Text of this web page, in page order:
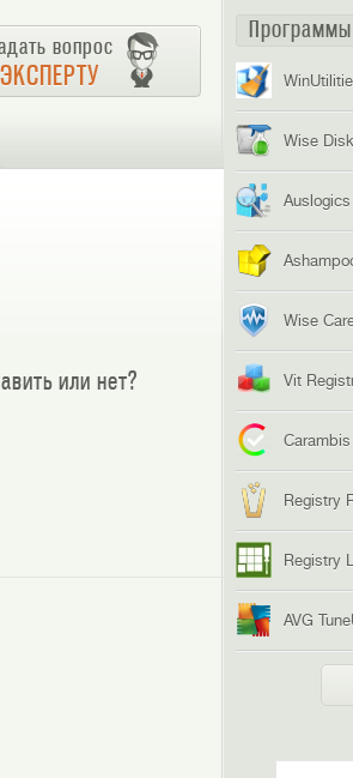
вопрос
ЭКСПЕРТУ
или нет?
Программы
Wise
Wise
Vit
Registry
Registry
AVG